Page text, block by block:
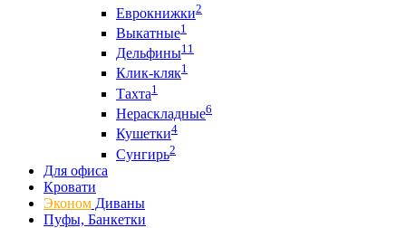
Еврокнижки2
Выкатные1
Дельфины11
Клик-кляк1
Тахта1
Нераскладные6
Кушетки4
Сунгирь2
Для офиса
Кровати
Эконом Диваны
Пуфы, Банкетки